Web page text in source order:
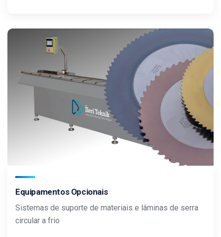
Equipamentos Opcionais
Sistemas de suporte de materiais e lâminas de serra
circular a frio